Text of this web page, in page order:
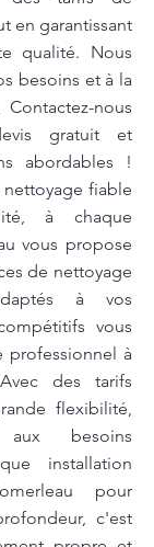
en garantissant
qualité. Nous
besoins et à la
nous
gratuit et
abordables !
nettoyage fiable
à chaque
vous propose
de nettoyage
à vos
vous
professionnel à
des tarifs
flexibilité,
besoins
installation
pour
c'est